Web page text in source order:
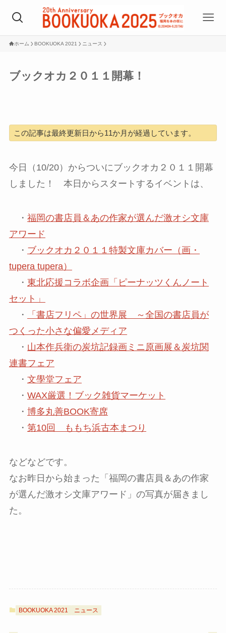
ホーム BOOKUOKA 2021 ニュース
ブックオカ２０１１開幕！
この記事は最終更新日から11か月が経過しています。
今日（10/20）からついにブックオカ２０１１開幕
しました！ 本日からスタートするイベントは、
・ 福岡の書店員＆あの作家が選んだ激オシ文庫
アワード
・ ブックオカ２０１１特製文庫カバー（画・
tupera tupera）
・ 東北応援コラボ企画「ピーナッツくんノート
セット」
・
「書店フリペ」の世界展 ～全国の書店員が
つくった小さな偏愛メディア
・ 山本作兵衛の炭坑記録画ミニ原画展＆炭坑関
連書フェア
・ 文學堂フェア
・ WAX厳選！ブック雑貨マーケット
・ 博多丸善BOOK寄席
・ 第10回 ももち浜古本まつり
などなどです。
なお昨日から始まった「福岡の書店員＆あの作家
が選んだ激オシ文庫アワード」の写真が届きまし
た。
BOOKUOKA 2021 ニュース